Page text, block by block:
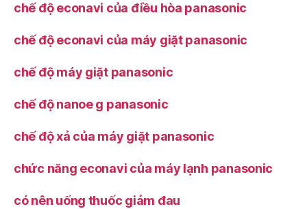
chế độ econavi của điều hòa panasonic
chế độ econavi của máy giặt panasonic
chế độ máy giặt panasonic
chế độ nanoe g panasonic
chế độ xả của máy giặt panasonic
chức năng econavi của máy lạnh panasonic
có nên uống thuốc giảm đau